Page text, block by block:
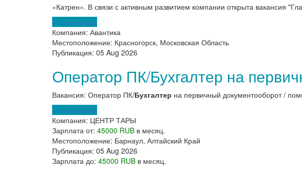
«Катрен». В связи с активным развитием компании открыта вакансия
Откликнуться
Компания: Авантика
Местоположение: Красногорск, Московская Область
Публикация: 05 Aug 2026
Оператор ПК/Бухгалтер на
Вакансия: Оператор ПК/Бухгалтер на первичный документооборот /
Откликнуться
Компания: ЦЕНТР ТАРЫ
Зарплата от: 45000 RUB в месяц.
Местоположение: Барнаул, Алтайский Край
Публикация: 05 Aug 2026
Зарплата до: 45000 RUB в месяц.